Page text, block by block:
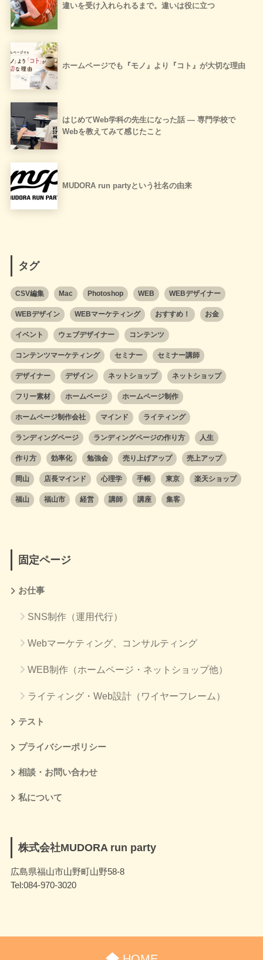
違いを受け入れられるまで。違いは役に立つ
ホームページでも『モノ』より『コト』が大切な理由
はじめてWeb学科の先生になった話 ― 専門学校で
Webを教えてみて感じたこと
MUDORA run partyという社名の由来
タグ
CSV編集 Mac Photoshop WEB WEBデザイナー
WEBデザイン WEBマーケティング おすすめ！ お金
イベント ウェブデザイナー コンテンツ
コンテンツマーケティング セミナー セミナー講師
デザイナー デザイン ネットショップ ネットショップ
フリー素材 ホームページ ホームページ制作
ホームページ制作会社 マインド ライティング
ランディングページ ランディングページの作り方 人生
作り方 効率化 勉強会 売り上げアップ 売上アップ
岡山 店長マインド 心理学 手帳 東京 楽天ショップ
福山 福山市 経営 講師 講座 集客
固定ページ
お仕事
SNS制作（運用代行）
Webマーケティング、コンサルティング
WEB制作（ホームページ・ネットショップ他）
ライティング・Web設計（ワイヤーフレーム）
テスト
プライバシーポリシー
相談・お問い合わせ
私について
株式会社MUDORA run party
広島県福山市山野町山野58-8
Tel:084-970-3020